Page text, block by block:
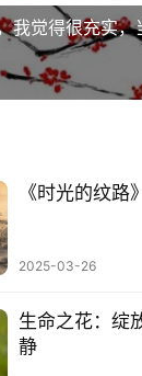
我觉得很充实
《时光的纹路》
2025-03-26
生命之花：绽
静